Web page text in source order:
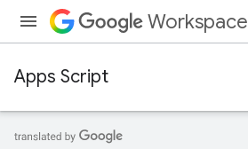
Workspace
Apps Script